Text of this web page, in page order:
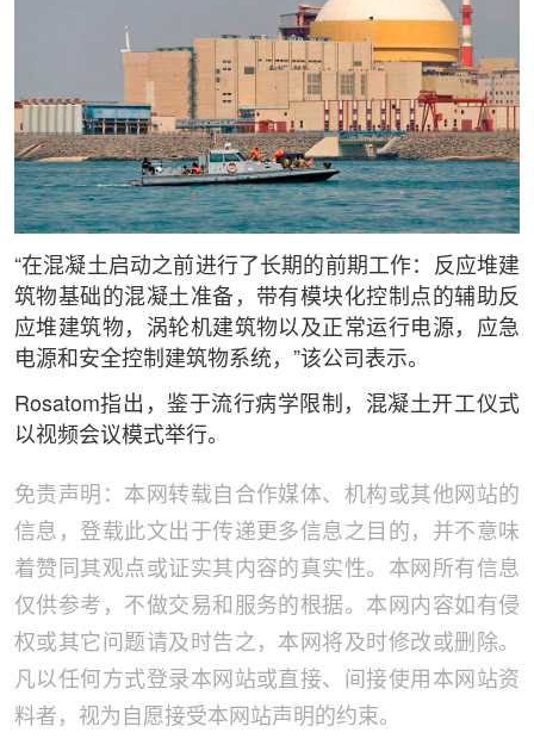
“在混凝土启动之前进行了长期的前期工作：反应堆建
筑物基础的混凝土准备，带有模块化控制点的辅助反
应堆建筑物，涡轮机建筑物以及正常运行电源，应急
电源和安全控制建筑物系统，”该公司表示。
Rosatom指出，鉴于流行病学限制，混凝土开工仪式
以视频会议模式举行。
免责声明：本网转载自合作媒体、机构或其他网站的
信息，登载此文出于传递更多信息之目的，并不意味
着赞同其观点或证实其内容的真实性。本网所有信息
仅供参考，不做交易和服务的根据。本网内容如有侵
权或其它问题请及时告之，本网将及时修改或删除。
凡以任何方式登录本网站或直接、间接使用本网站资
料者，视为自愿接受本网站声明的约束。